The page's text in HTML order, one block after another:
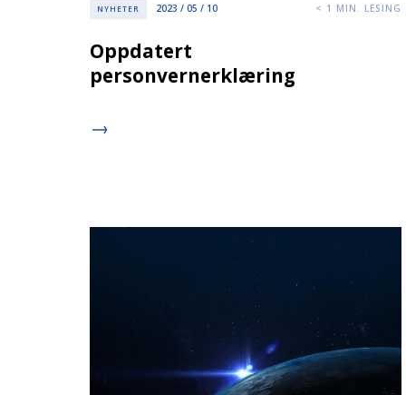
NYHETER 2023 / 05 / 10 < 1 MIN. LESING
Oppdatert
personvernerklæring